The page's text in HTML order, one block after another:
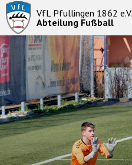
VfL Pfullingen 1862 e.V.
Abteilung Fußball
Startseite
News
Aktive
Junioren
Abteilung